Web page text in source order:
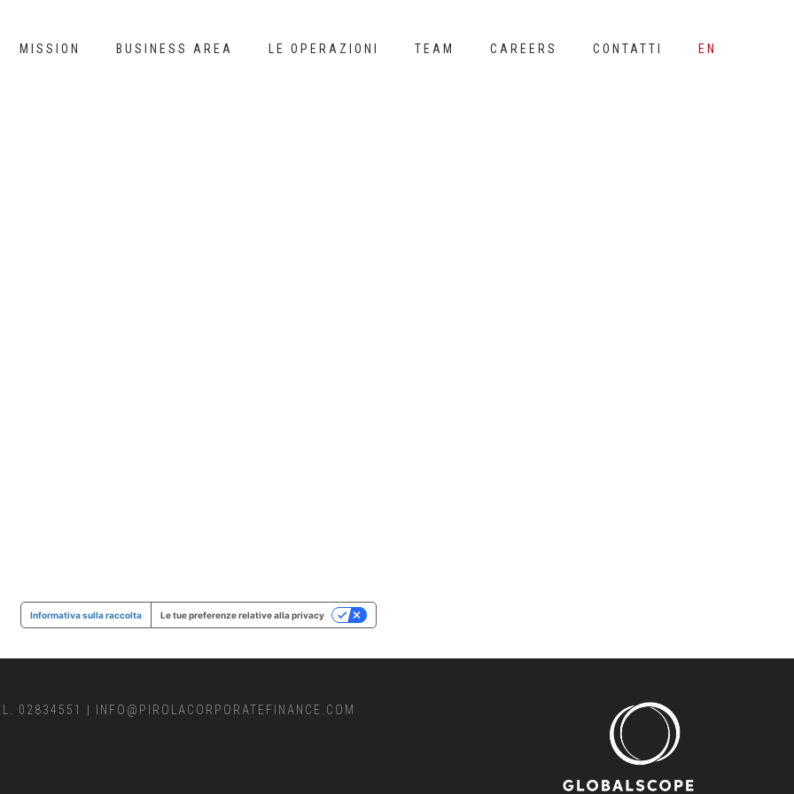
MISSION BUSINESS AREA LE OPERAZIONI TEAM CAREERS CONTATTI EN
02834551 INFO@PIROLACORPORATEFINANCE.COM
Informativa sulla raccolta Le tue preferenze relative alla privacy